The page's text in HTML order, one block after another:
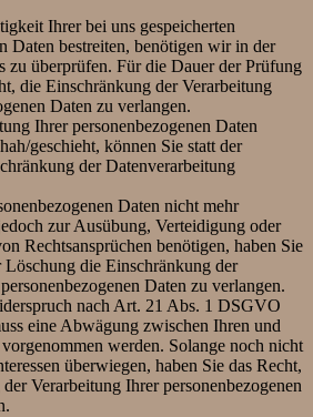
Ihrer bei uns gespeicherten
Daten bestreiten, benötigen wir in der
zu überprüfen. Für die Dauer der Prüfung
die Einschränkung der Verarbeitung
Daten zu verlangen.
Ihrer personenbezogenen Daten
geschieht, können Sie statt der
der Datenverarbeitung
Daten nicht mehr
zur Ausübung, Verteidigung oder
Rechtsansprüchen benötigen, haben Sie
Löschung die Einschränkung der
Daten zu verlangen.
nach Art. 21 Abs. 1 DSGVO
eine Abwägung zwischen Ihren und
vorgenommen werden. Solange noch nicht
überwiegen, haben Sie das Recht,
Verarbeitung Ihrer personenbezogenen